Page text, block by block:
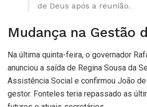
de Deus após a reunião.
Mudança na Gestão
Na última quinta-feira, o governador
anunciou a saída de Regina Sousa da
Assistência Social e confirmou João
gestor. Fonteles teria repassado as